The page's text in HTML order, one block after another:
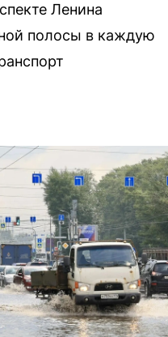
Ленина
полосы в каждую